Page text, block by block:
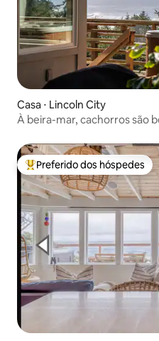
Casa ⋅ Lincoln City
À beira-mar, cachorros são
Entre os melhores
Preferido dos hóspedes